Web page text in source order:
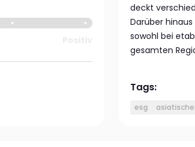
deckt
Darüber
sowohl bei
gesamten
Tags:
esg